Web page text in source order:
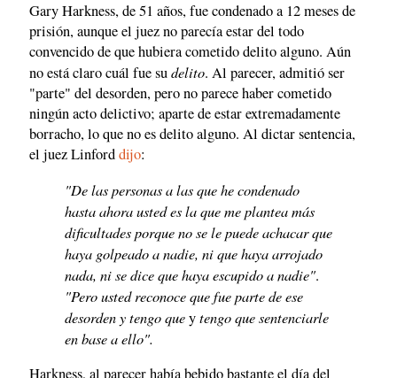
Gary Harkness, de 51 años, fue condenado a 12 meses de
prisión, aunque el juez no parecía estar del todo
convencido de que hubiera cometido delito alguno. Aún
no está claro cuál fue sudelito. Al parecer, admitió ser
"parte" del desorden, pero no parece haber cometido
ningún acto delictivo; aparte de estar extremadamente
borracho, lo que no es delito alguno. Al dictar sentencia,
el juez Linforddijo:
"De las personas a las que he condenado
hasta ahora usted es la que me plantea más
dificultades porque no se le puede achacar que
haya golpeado a nadie, ni que haya arrojado
nada, ni se dice que haya escupido a nadie".
"Pero usted reconoce que fue parte de ese
desorden y tengo queytengo que sentenciarle
en base a ello".
Harkness, al parecer había bebido bastante el día del